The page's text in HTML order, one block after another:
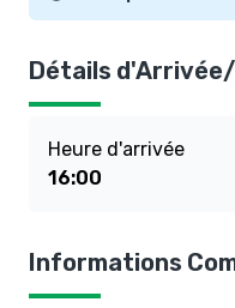
Détails
Heure d'arrivée
16:00
Informations